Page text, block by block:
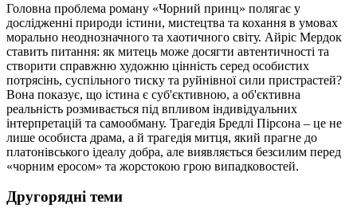
Головна проблема роману «Чорний принц» полягає у
дослідженні природи істини, мистецтва та кохання в умовах
морально неоднозначного та хаотичного світу. Айріс Мердок
ставить питання: як митець може досягти автентичності та
створити справжню художню цінність серед особистих
потрясінь, суспільного тиску та руйнівної сили пристрастей?
Вона показує, що істина є суб'єктивною, а об'єктивна
реальність розмивається під впливом індивідуальних
інтерпретацій та самообману. Трагедія Бредлі Пірсона – це не
лише особиста драма, а й трагедія митця, який прагне до
платонівського ідеалу добра, але виявляється безсилим перед
«чорним еросом» та жорстокою грою випадковостей.
Другорядні теми